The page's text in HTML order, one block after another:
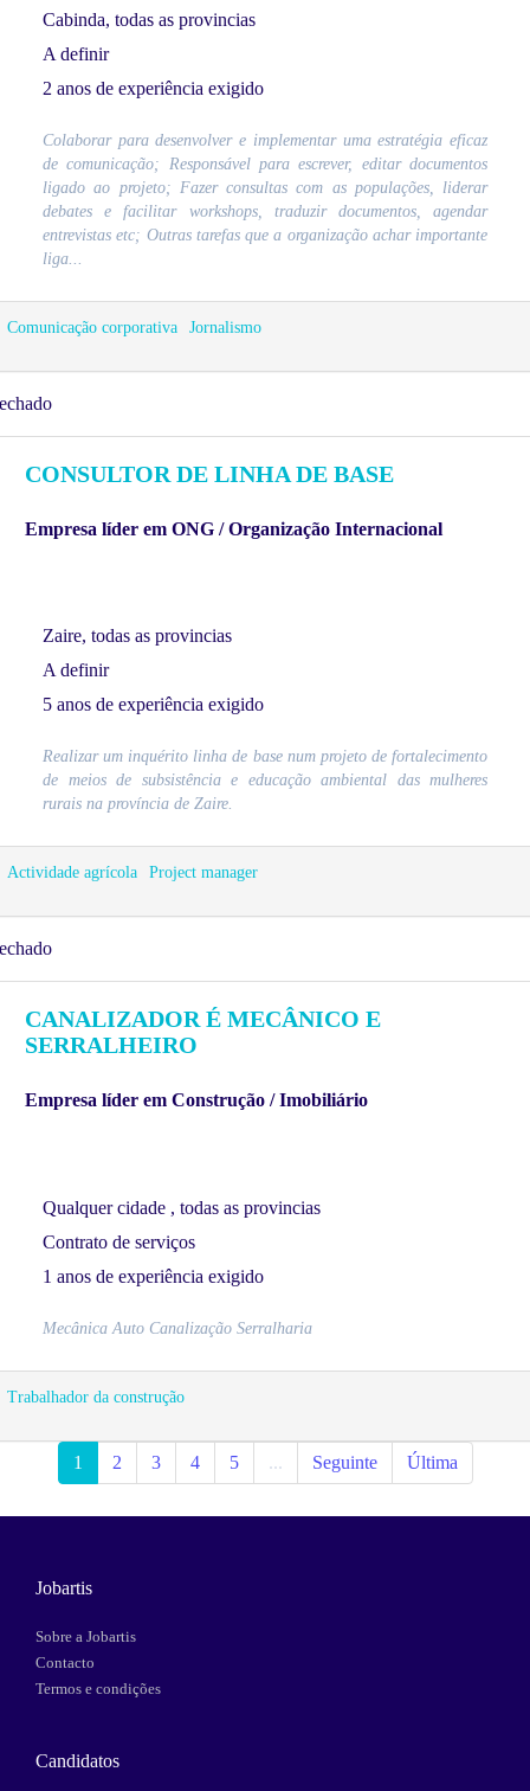
Cabinda, todas as provincias
A definir
2 anos de experiência exigido
Colaborar para desenvolver e implementar uma estratégia eficaz
de comunicação; Responsável para escrever, editar documentos
ligado ao projeto; Fazer consultas com as populações, liderar
debates e facilitar workshops, traduzir documentos, agendar
entrevistas etc; Outras tarefas que a organização achar importante
liga...
Comunicação corporativa Jornalismo
CONSULTOR DE LINHA DE BASE
Empresa líder em ONG / Organização Internacional
Zaire, todas as provincias
A definir
5 anos de experiência exigido
Realizar um inquérito linha de base num projeto de fortalecimento
de meios de subsistência e educação ambiental das mulheres
rurais na província de Zaire.
Actividade agrícola Project manager
CANALIZADOR É MECÂNICO E
SERRALHEIRO
Empresa líder em Construção / Imobiliário
Qualquer cidade , todas as provincias
Contrato de serviços
1 anos de experiência exigido
Mecânica Auto Canalização Serralharia
Trabalhador da construção
1 2 3 4 5 ... Seguinte Última
Jobartis
Sobre a Jobartis
Contacto
Termos e condições
Candidatos